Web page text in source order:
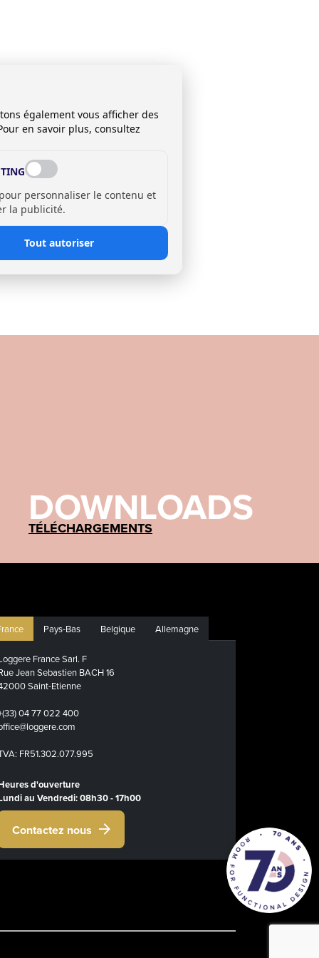
DOWNLOADS
TÉLÉCHARGEMENTS
Pays-Bas Belgique Allemagne
France Sarl. F
Jean Sebastien BACH 16
Saint-Etienne
04 77 022 400
FR51.302.077.995
d'ouverture
au Vendredi: 08h30 - 17h00
Contactez nous
également vous afficher des
en savoir plus, consultez
personnaliser le contenu et
la publicité.
Tout autoriser